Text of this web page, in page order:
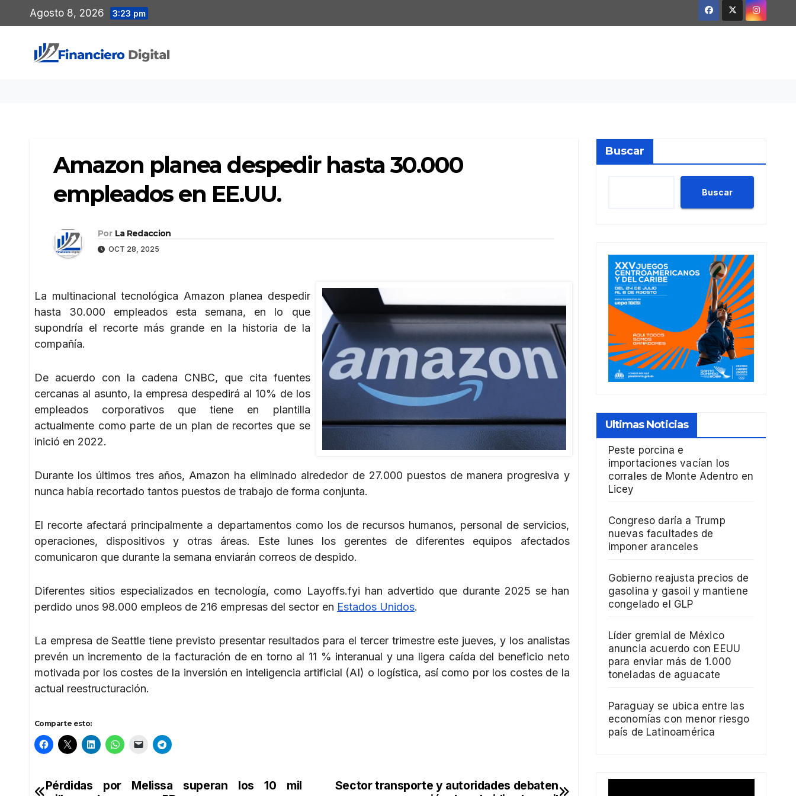
al
contenido
Agosto 8, 2026 3:23 pm
Amazon planea despedir hasta 30.000
empleados en EE.UU.
Por La Redaccion
OCT 28, 2025
La multinacional tecnológica Amazon planea despedir
hasta 30.000 empleados esta semana, en lo que
supondría el recorte más grande en la historia de la
compañía.
De acuerdo con la cadena CNBC, que cita fuentes
cercanas al asunto, la empresa despedirá al 10% de los
empleados corporativos que tiene en plantilla
actualmente como parte de un plan de recortes que se
inició en 2022.
Durante los últimos tres años, Amazon ha eliminado alrededor de 27.000 puestos de manera progresiva y
nunca había recortado tantos puestos de trabajo de forma conjunta.
El recorte afectará principalmente a departamentos como los de recursos humanos, personal de servicios,
operaciones, dispositivos y otras áreas. Este lunes los gerentes de diferentes equipos afectados
comunicaron que durante la semana enviarán correos de despido.
Diferentes sitios especializados en tecnología, como Layoffs.fyi han advertido que durante 2025 se han
perdido unos 98.000 empleos de 216 empresas del sector en Estados Unidos.
La empresa de Seattle tiene previsto presentar resultados para el tercer trimestre este jueves, y los analistas
prevén un incremento de la facturación de en torno al 11 % interanual y una ligera caída del beneficio neto
motivada por los costes de la inversión en inteligencia artificial (AI) o logística, así como por los costes de la
actual reestructuración.
Comparte esto:
Navegación
Sector transporte y autoridades debaten
Pérdidas por Melissa superan los 10 mil
Buscar
Buscar
Ultimas Noticias
Peste porcina e
importaciones vacían los
corrales de Monte Adentro en
Licey
Congreso daría a Trump
nuevas facultades de
imponer aranceles
Gobierno reajusta precios de
gasolina y gasoil y mantiene
congelado el GLP
Líder gremial de México
anuncia acuerdo con EEUU
para enviar más de 1.000
toneladas de aguacate
Paraguay se ubica entre las
economías con menor riesgo
país de Latinoamérica